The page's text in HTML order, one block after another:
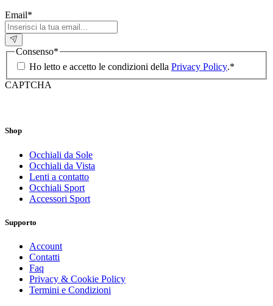
Email*
Consenso*
Ho letto e accetto le condizioni della Privacy Policy.*
CAPTCHA
Shop
Occhiali da Sole
Occhiali da Vista
Lenti a contatto
Occhiali Sport
Accessori Sport
Supporto
Account
Contatti
Faq
Privacy & Cookie Policy
Termini e Condizioni